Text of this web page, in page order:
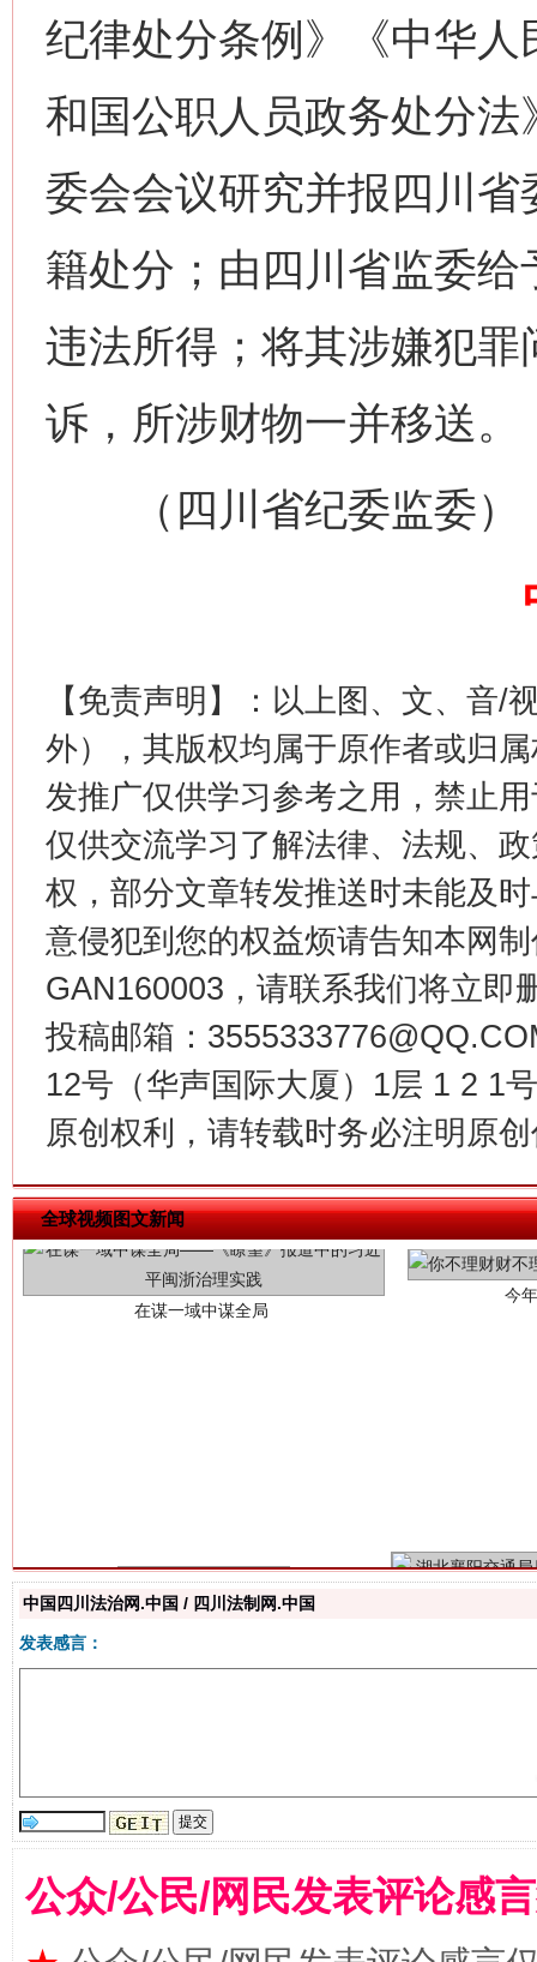
纪律处分条例》《中华
和国公职人员政务处分
委会会议研究并报四川
籍处分；由四川省监委
违法所得；将其涉嫌犯
诉，所涉财物一并移送。
（四川省纪委监委）
【免责声明】：以上图、文、音/
外），其版权均属于原作者或归
发推广仅供学习参考之用，禁止
仅供交流学习了解法律、法规、
权，部分文章转发推送时未能及
意侵犯到您的权益烦请告知本网
GAN160003，请联系我们将立即
投稿邮箱：
12号（华声国际大厦）1层 1 2 1
原创权利，请转载时务必注明原
全球视频图文新闻
网上购药对药下症？
这是一记警钟！ 谢
今
“刷贴”乱象丛生
中国四川法治网.中国 / 四川法制网.中国
发表感言：
公众/公民/网民发表评论感